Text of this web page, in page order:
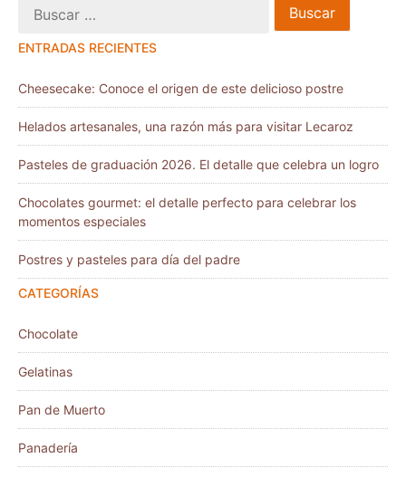
ENTRADAS RECIENTES
Cheesecake: Conoce el origen de este delicioso postre
Helados artesanales, una razón más para visitar Lecaroz
Pasteles de graduación 2026. El detalle que celebra un logro
Chocolates gourmet: el detalle perfecto para celebrar los
momentos especiales
Postres y pasteles para día del padre
CATEGORÍAS
Chocolate
Gelatinas
Pan de Muerto
Panadería